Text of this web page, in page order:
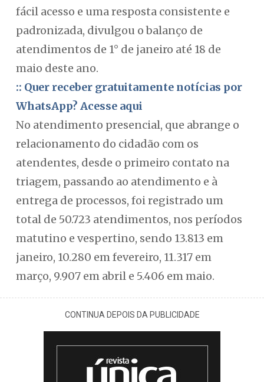
fácil acesso e uma resposta consistente e
padronizada, divulgou o balanço de
atendimentos de 1° de janeiro até 18 de
maio deste ano.
:: Quer receber gratuitamente notícias por
WhatsApp? Acesse aqui
No atendimento presencial, que abrange o
relacionamento do cidadão com os
atendentes, desde o primeiro contato na
triagem, passando ao atendimento e à
entrega de processos, foi registrado um
total de 50.723 atendimentos, nos períodos
matutino e vespertino, sendo 13.813 em
janeiro, 10.280 em fevereiro, 11.317 em
março, 9.907 em abril e 5.406 em maio.
CONTINUA DEPOIS DA PUBLICIDADE